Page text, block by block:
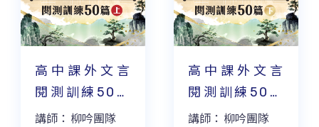
高中課外文言
閱測訓練50篇
(上)
講師： 柳吟團隊
高中課外文言
閱測訓練50篇
(下)
講師： 柳吟團隊